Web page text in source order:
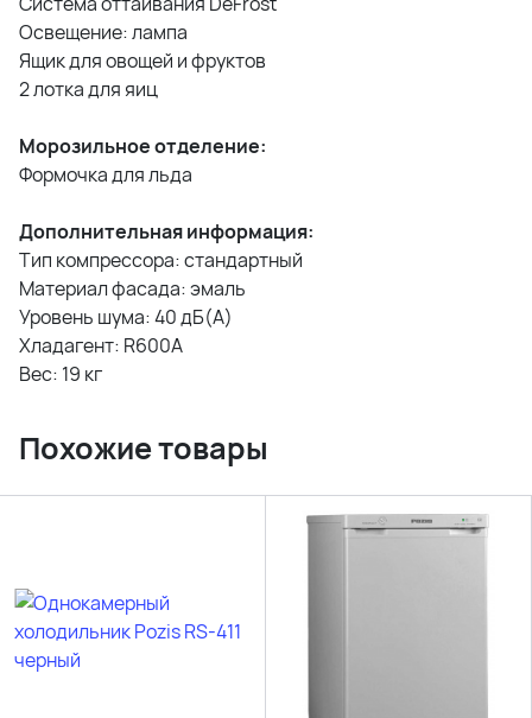
Освещение: лампа
Ящик для овощей и фруктов
2 лотка для яиц
Морозильное отделение:
Формочка для льда
Дополнительная информация:
Тип компрессора: стандартный
Материал фасада: эмаль
Уровень шума: 40 дБ(А)
Хладагент: R600A
Вес: 19 кг
Похожие товары